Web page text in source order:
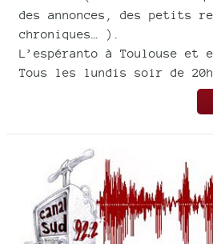
des annonces, des petits
chroniques… ).
L’espéranto à Toulouse et
Tous les lundis soir de